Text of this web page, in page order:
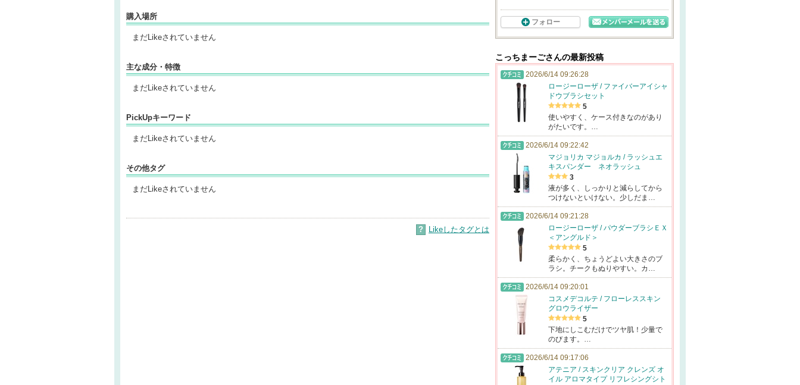
購入場所
まだLikeされていません
主な成分・特徴
まだLikeされていません
PickUpキーワード
まだLikeされていません
その他タグ
まだLikeされていません
? Likeしたタグとは
フォロー
こっちまーごさんの最新投稿
2026/6/14 09:26:28
ロージーローザ / ファイバーアイシャ
ドウブラシセット
5
使いやすく、ケース付きなのがあり
がたいです。…
2026/6/14 09:22:42
マジョリカ マジョルカ / ラッシュエ
キスパンダー ネオラッシュ
3
液が多く、しっかりと減らしてから
つけないといけない。少しだま…
2026/6/14 09:21:28
ロージーローザ / パウダーブラシＥＸ
＜アングルド＞
5
柔らかく、ちょうどよい大きさのブ
ラシ。チークもぬりやすい。カ…
2026/6/14 09:20:01
コスメデコルテ / フローレススキン
グロウライザー
5
下地にしこむだけでツヤ肌！少量で
のびます。…
2026/6/14 09:17:06
アテニア / スキンクリア クレンズ オ
イル アロマタイプ リフレシングシト